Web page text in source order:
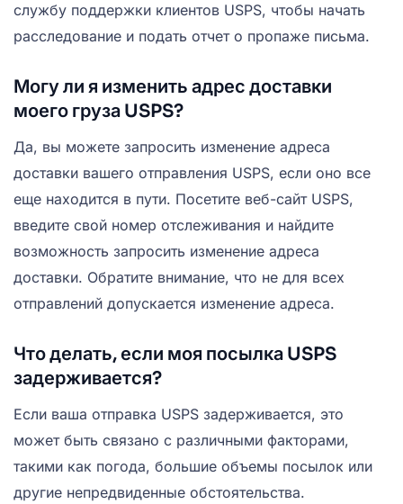
службу поддержки клиентов USPS, чтобы начать
расследование и подать отчет о пропаже письма.
Могу ли я изменить адрес доставки
моего груза USPS?
Да, вы можете запросить изменение адреса
доставки вашего отправления USPS, если оно все
еще находится в пути. Посетите веб-сайт USPS,
введите свой номер отслеживания и найдите
возможность запросить изменение адреса
доставки. Обратите внимание, что не для всех
отправлений допускается изменение адреса.
Что делать, если моя посылка USPS
задерживается?
Если ваша отправка USPS задерживается, это
может быть связано с различными факторами,
такими как погода, большие объемы посылок или
другие непредвиденные обстоятельства.